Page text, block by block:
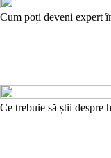
Cum poți deveni expert
Ce trebuie să știi despre